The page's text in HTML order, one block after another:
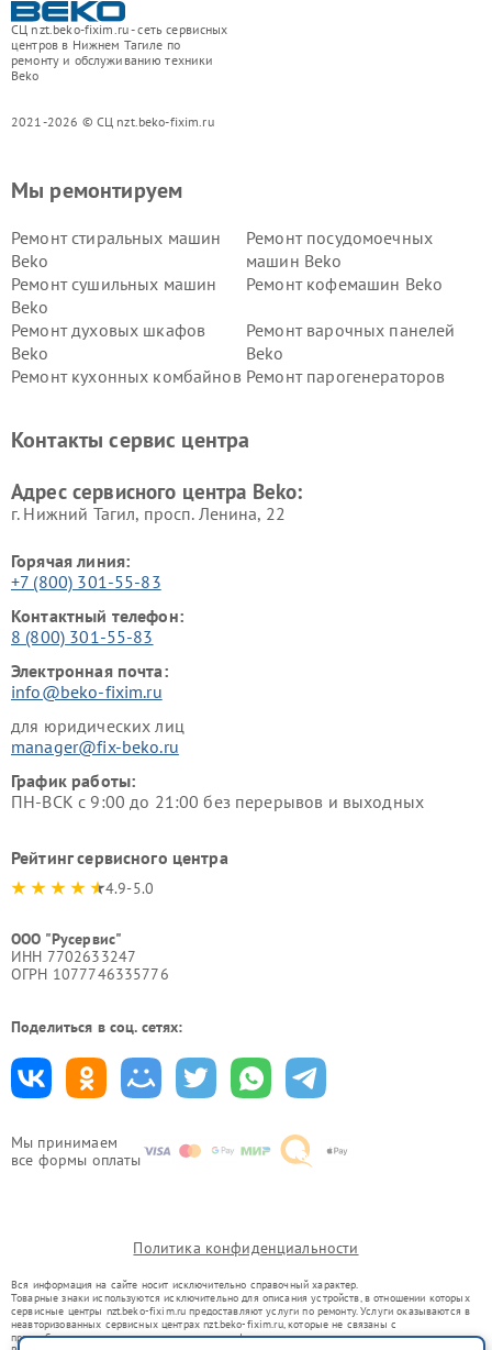
СЦ nzt.beko-fixim.ru - сеть сервисных
центров в Нижнем Тагиле по
ремонту и обслуживанию техники
Beko
2021-2026 © СЦ nzt.beko-fixim.ru
Мы принимаем
все формы оплаты
Мы ремонтируем
Ремонт стиральных машин
Beko
Ремонт посудомоечных
машин Beko
Ремонт сушильных машин
Beko
Ремонт кофемашин Beko
Ремонт духовых шкафов
Beko
Ремонт варочных панелей
Beko
Ремонт кухонных комбайнов Ремонт парогенераторов
Ремонт холодильников Beko Ремонт морозильных камер
Контакты сервис центра
Адрес сервисного центра Beko:
г. Нижний Тагил, просп. Ленина, 22
Горячая линия:
+7 (800) 301-55-83
Контактный телефон:
8 (800) 301-55-83
Электронная почта:
info@beko-fixim.ru
для юридических лиц
manager@fix-beko.ru
График работы:
ПН-ВСК с 9:00 до 21:00 без перерывов и выходных
Рейтинг сервисного центра
4.9-5.0
ООО "Русервис"
ИНН 7702633247
ОГРН 1077746335776
Поделиться в соц. сетях:
Политика конфиденциальности
Вся информация на сайте носит исключительно справочный характер.
Товарные знаки используются исключительно для описания устройств, в отношении которых
сервисные центры nzt.beko-fixim.ru предоставляют услуги по ремонту. Услуги оказываются в
неавторизованных сервисных центрах nzt.beko-fixim.ru, которые не связаны с
правообладателями товарных знаков или их официальными представителями.